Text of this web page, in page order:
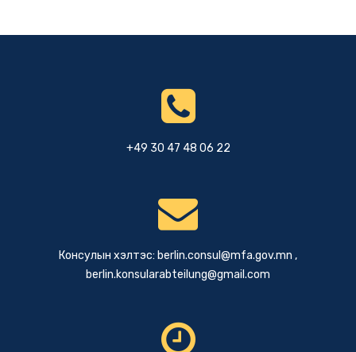
+49 30 47 48 06 22
Консулын хэлтэс: berlin.consul@mfa.gov.mn ,
berlin.konsularabteilung@gmail.com